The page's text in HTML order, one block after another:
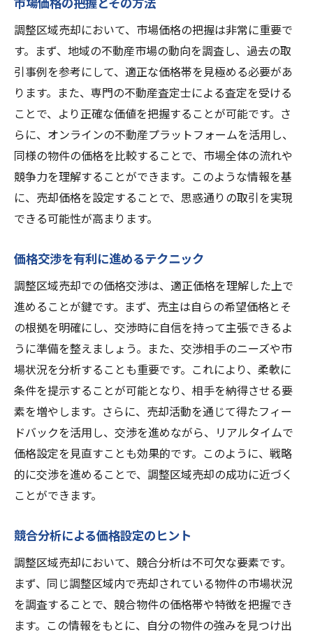
調整区域売却において、市場価格の把握は非常に重要で
す。まず、地域の不動産市場の動向を調査し、過去の取
引事例を参考にして、適正な価格帯を見極める必要があ
ります。また、専門の不動産査定士による査定を受ける
ことで、より正確な価値を把握することが可能です。さ
らに、オンラインの不動産プラットフォームを活用し、
同様の物件の価格を比較することで、市場全体の流れや
競争力を理解することができます。このような情報を基
に、売却価格を設定することで、思惑通りの取引を実現
できる可能性が高まります。
価格交渉を有利に進めるテクニック
調整区域売却での価格交渉は、適正価格を理解した上で
進めることが鍵です。まず、売主は自らの希望価格とそ
の根拠を明確にし、交渉時に自信を持って主張できるよ
うに準備を整えましょう。また、交渉相手のニーズや市
場状況を分析することも重要です。これにより、柔軟に
条件を提示することが可能となり、相手を納得させる要
素を増やします。さらに、売却活動を通じて得たフィー
ドバックを活用し、交渉を進めながら、リアルタイムで
価格設定を見直すことも効果的です。このように、戦略
的に交渉を進めることで、調整区域売却の成功に近づく
ことができます。
競合分析による価格設定のヒント
調整区域売却において、競合分析は不可欠な要素です。
まず、同じ調整区域内で売却されている物件の市場状況
を調査することで、競合物件の価格帯や特徴を把握でき
ます。この情報をもとに、自分の物件の強みを見つけ出